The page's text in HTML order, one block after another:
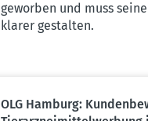
geworben und muss
klarer gestalten.
OLG Hamburg: